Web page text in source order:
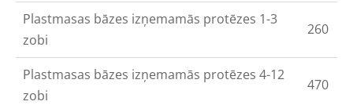
Plastmasas bāzes izņemamās protēzes 1-3
zobi
260
Plastmasas bāzes izņemamās protēzes 4-12
zobi
470